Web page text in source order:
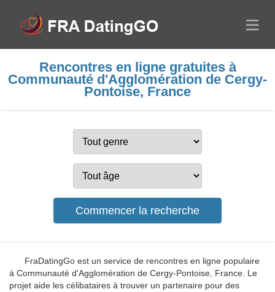
Rencontres en ligne gratuites à
Communauté d'Agglomération de Cergy-
Pontoise, France
FraDatingGo est un service de rencontres en ligne populaire
à Communauté d'Agglomération de Cergy-Pontoise, France. Le
projet aide les célibataires à trouver un partenaire pour des